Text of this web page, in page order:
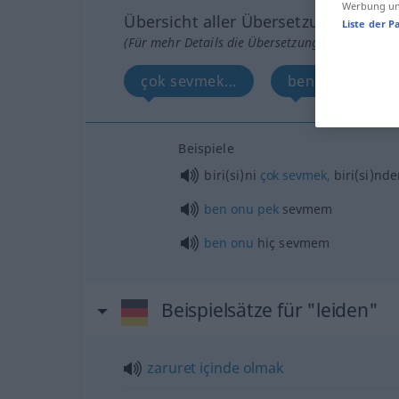
Übersicht aller Übersetzungen
(Für mehr Details die Übersetzung anklicken/
çok sevmek... ben onu pek
Beispiele
biri(si)ni çok sevmek,
ben onu peksevmem
ben onu hiç sevmem
Beispielsätze für "leiden"
zaruret içinde olmak
Werbung
Liste der